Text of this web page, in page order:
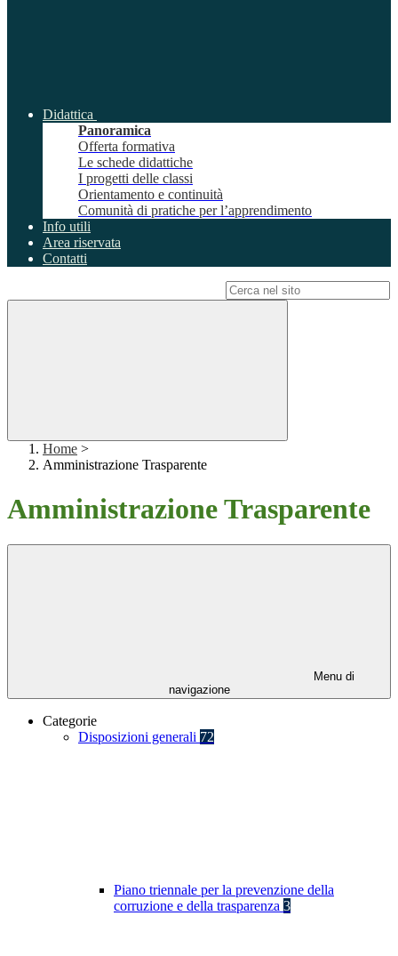
Didattica
Panoramica
Offerta formativa
Le schede didattiche
I progetti delle classi
Orientamento e continuità
Comunità di pratiche per l’apprendimento
Info utili
Area riservata
Contatti
Home >
Amministrazione Trasparente
Amministrazione Trasparente
Menu di
navigazione
Categorie
Disposizioni generali 72
Piano triennale per la prevenzione della
corruzione e della trasparenza 3